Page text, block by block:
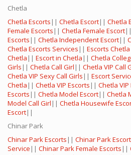
Chetla
Chetla Escorts || Chetla Escort|| Chetla
Female Escorts || Chetla Female Escort||
Escorts || Chetla Independent Escort||
Chetla Escorts Services || Escorts Chetla
Chetla || Escort in Chetla || Chetla
Girls || Chetla Call Girl || Chetla VIP Call
Chetla VIP Sexy Call Girls || Escort
Chetla || Chetla VIP Escorts || Chetla VIP
Escorts || Chetla Model Escort|| Chetla
Model Call Girl || Chetla Housewife
Escort||
Chinar Park
Chinar Park Escorts || Chinar Park Escort
Service || Chinar Park Female Escorts ||